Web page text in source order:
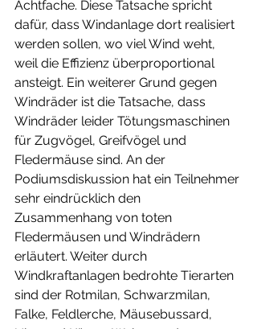
Achtfache. Diese Tatsache spricht
dafür, dass Windanlage dort realisiert
werden sollen, wo viel Wind weht,
weil die Effizienz überproportional
ansteigt. Ein weiterer Grund gegen
Windräder ist die Tatsache, dass
Windräder leider Tötungsmaschinen
für Zugvögel, Greifvögel und
Fledermäuse sind. An der
Podiumsdiskussion hat ein Teilnehmer
sehr eindrücklich den
Zusammenhang von toten
Fledermäusen und Windrädern
erläutert. Weiter durch
Windkraftanlagen bedrohte Tierarten
sind der Rotmilan, Schwarzmilan,
Falke, Feldlerche, Mäusebussard,